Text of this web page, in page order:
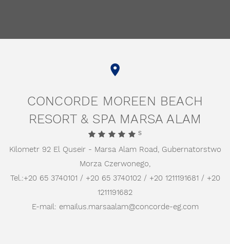
CONCORDE MOREEN BEACH
RESORT & SPA MARSA ALAM
S
Kilometr 92 El Quseir - Marsa Alam Road, Gubernatorstwo
Morza Czerwonego,
Tel.:+20 65 3740101 / +20 65 3740102 / +20 1211191681 / +20
1211191682
E-mail: emailus.marsaalam@concorde-eg.com